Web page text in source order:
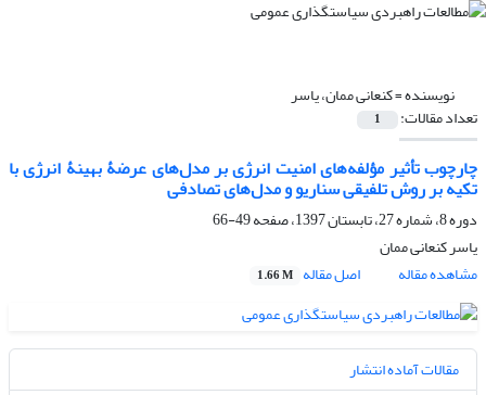
نویسنده =کنعانی ممان، یاسر
تعداد مقالات: 1
چارچوب تأثیر مؤلفه‌های امنیت انرژی بر مدل‌های عرضۀ بهینۀ انرژی با
تکیه بر روش تلفیقی سناریو و مدل‌های تصادفی
دوره 8، شماره 27، تابستان 1397، صفحه
49-66
یاسر کنعانی ممان
مشاهده مقاله
اصل مقاله 1.66 M
مقالات آماده انتشار